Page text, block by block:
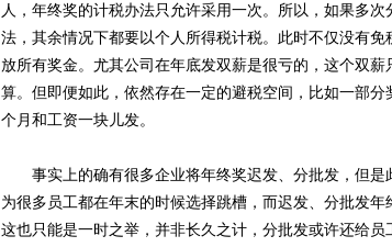
人，年终奖的计税办法只允许采用一次。所以，如果多
法，其余情况下都要以个人所得税计税。此时不仅没有
放所有奖金。尤其公司在年底发双薪是很亏的，这个双
算。但即便如此，依然存在一定的避税空间，比如一部
个月和工资一块儿发。
事实上的确有很多企业将年终奖迟发、分批发，但是
为很多员工都在年末的时候选择跳槽，而迟发、分批发
这也只能是一时之举，并非长久之计，分批发或许还给